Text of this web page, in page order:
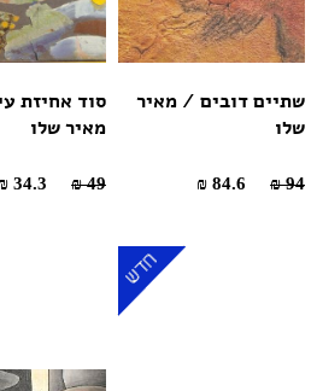
שתיים דובים / מאיר
שלו
94 ₪
סוד אחיזת
מאיר שלו
49 ₪